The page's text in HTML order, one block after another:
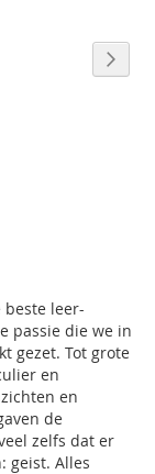
beste leer-
passie die we in
gezet. Tot grote
en
en
de
zelfs dat er
geist. Alles